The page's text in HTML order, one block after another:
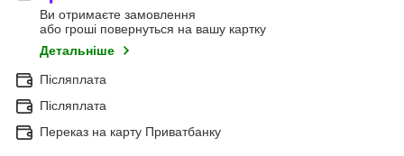
Ви отримаєте замовлення
або гроші повернуться на вашу картку
Детальніше
Післяплата
Післяплата
Переказ на карту Приватбанку